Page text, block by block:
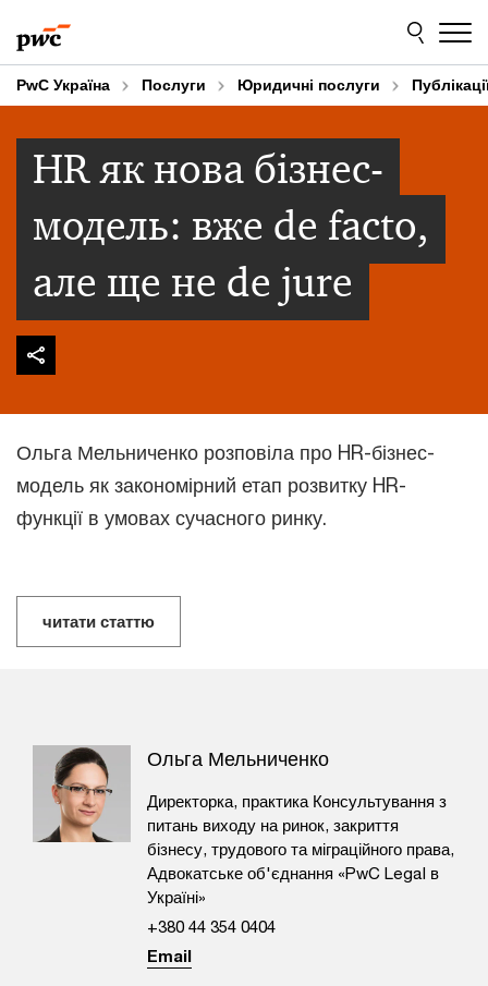
to
content
to
footer
PwC Україна Послуги Юридичні послуги
HR як нова бізнес-
модель: вже de facto,
але ще не de jure
Ольга Мельниченко розповіла про HR-бізнес-
модель як закономірний етап розвитку HR-
функції в умовах сучасного ринку.
читати статтю
Ольга Мельниченко
Директорка, практика Консультування з
питань виходу на ринок, закриття
бізнесу, трудового та міграційного права,
Адвокатське об'єднання «PwC Legal в
Україні»
+380 44 354 0404
Email